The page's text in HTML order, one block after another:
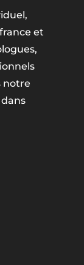
et
notre